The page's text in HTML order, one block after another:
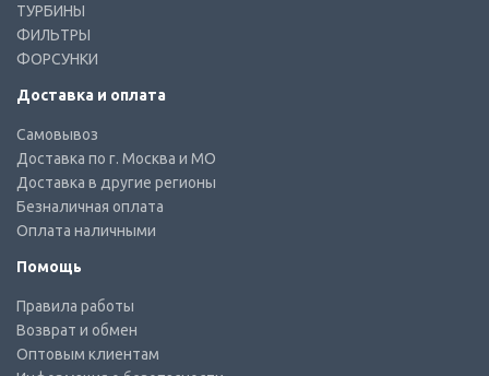
ТУРБИНЫ
ФИЛЬТРЫ
ФОРСУНКИ
Доставка и оплата
Самовывоз
Доставка по г. Москва и МО
Доставка в другие регионы
Безналичная оплата
Оплата наличными
Помощь
Правила работы
Возврат и обмен
Оптовым клиентам